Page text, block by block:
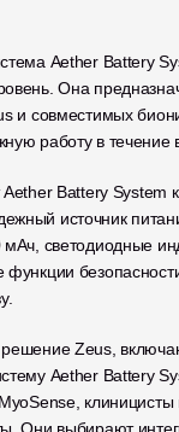
Aether Battery
Она
и совместимых
работу в течение
Battery System
источник
мАч, светодиодные
функции
Zeus,
Aether Battery